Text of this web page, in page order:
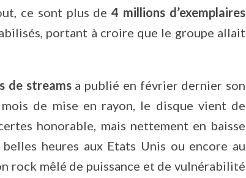
ce sont plus de4 millions d’exemplaires
portant à croire que le groupe allait
de streamsa publié en février dernier son
de mise en rayon, le disque vient de
honorable, mais nettement en baisse
heures aux Etats Unis ou encore au
rock mêlé de puissance et de vulnérabilité